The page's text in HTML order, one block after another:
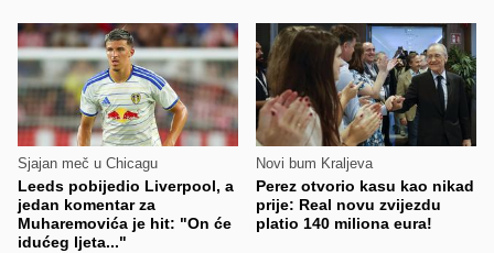
Sjajan meč u Chicagu
Leeds pobijedio Liverpool, a
jedan komentar za
Muharemovića je hit: "On će
idućeg ljeta..."
Novi bum Kraljeva
Perez otvorio kasu kao nikad
prije: Real novu zvijezdu
platio 140 miliona eura!